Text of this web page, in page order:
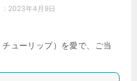
2023年4月9日
ューリップ）を愛で、ご当